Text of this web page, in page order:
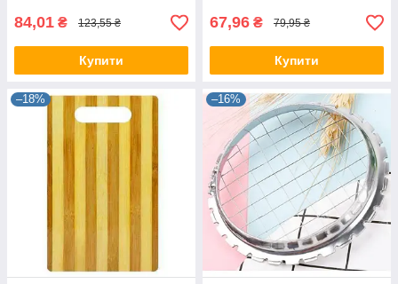
84,01 ₴ 123,55 ₴
Купити
67,96 ₴ 79,95 ₴
Купити
–18% –16%